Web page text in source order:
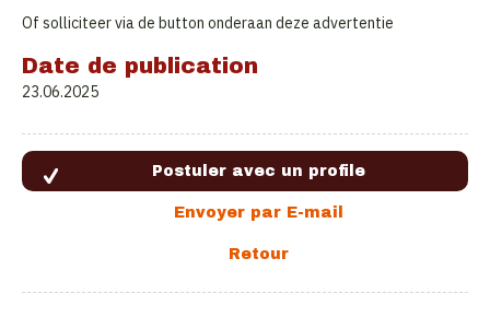
Of solliciteer via de button onderaan deze advertentie
Date de publication
23.06.2025